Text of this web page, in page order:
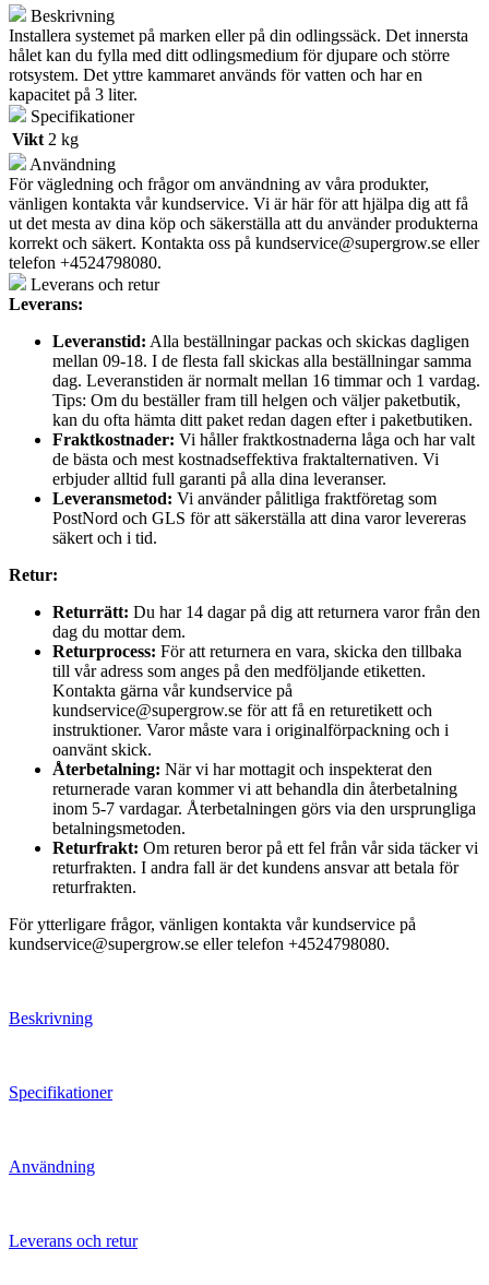
sets
bevattningssystem
mängd
Beskrivning
Installera systemet på marken eller på din odlingssäck. Det innersta
hålet kan du fylla med ditt odlingsmedium för djupare och större
rotsystem. Det yttre kammaret används för vatten och har en
kapacitet på 3 liter.
Specifikationer
Vikt 2 kg
Användning
För vägledning och frågor om användning av våra produkter,
vänligen kontakta vår kundservice. Vi är här för att hjälpa dig att få
ut det mesta av dina köp och säkerställa att du använder produkterna
korrekt och säkert. Kontakta oss på kundservice@supergrow.se eller
telefon +4524798080.
Leverans och retur
Leverans:
Leveranstid: Alla beställningar packas och skickas dagligen
mellan 09-18. I de flesta fall skickas alla beställningar samma
dag. Leveranstiden är normalt mellan 16 timmar och 1 vardag.
Tips: Om du beställer fram till helgen och väljer paketbutik,
kan du ofta hämta ditt paket redan dagen efter i paketbutiken.
Fraktkostnader: Vi håller fraktkostnaderna låga och har valt
de bästa och mest kostnadseffektiva fraktalternativen. Vi
erbjuder alltid full garanti på alla dina leveranser.
Leveransmetod: Vi använder pålitliga fraktföretag som
PostNord och GLS för att säkerställa att dina varor levereras
säkert och i tid.
Retur:
Returrätt: Du har 14 dagar på dig att returnera varor från den
dag du mottar dem.
Returprocess: För att returnera en vara, skicka den tillbaka
till vår adress som anges på den medföljande etiketten.
Kontakta gärna vår kundservice på
kundservice@supergrow.se för att få en returetikett och
instruktioner. Varor måste vara i originalförpackning och i
oanvänt skick.
Återbetalning: När vi har mottagit och inspekterat den
returnerade varan kommer vi att behandla din återbetalning
inom 5-7 vardagar. Återbetalningen görs via den ursprungliga
betalningsmetoden.
Returfrakt: Om returen beror på ett fel från vår sida täcker vi
returfrakten. I andra fall är det kundens ansvar att betala för
returfrakten.
För ytterligare frågor, vänligen kontakta vår kundservice på
kundservice@supergrow.se eller telefon +4524798080.
Beskrivning
Specifikationer
Användning
Leverans och retur